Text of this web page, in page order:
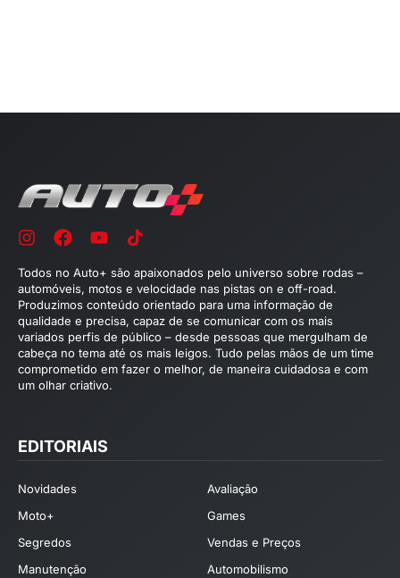
Todos no Auto+ são apaixonados pelo universo sobre rodas –
automóveis, motos e velocidade nas pistas on e off-road.
Produzimos conteúdo orientado para uma informação de
qualidade e precisa, capaz de se comunicar com os mais
variados perfis de público – desde pessoas que mergulham de
cabeça no tema até os mais leigos. Tudo pelas mãos de um time
comprometido em fazer o melhor, de maneira cuidadosa e com
um olhar criativo.
EDITORIAIS
Novidades
Avaliação
Moto+
Games
Segredos
Vendas e Preços
Manutenção
Automobilismo